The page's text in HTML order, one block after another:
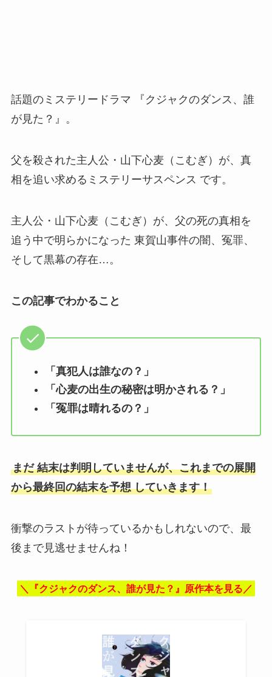
話題のミステリードラマ 『クジャクのダンス、誰
が見た？』。
父を殺された主人公・山下心麦（こむぎ）が、真
相を追い求めるミステリーサスペンス です。
主人公・山下心麦（こむぎ）が、父の死の真相を
追う中で明らかになった 東賀山事件の闇、冤罪、
そして黒幕の存在…。
この記事でわかること
「真犯人は誰なの？」
「心麦の出生の秘密は明かされる？」
「冤罪は晴れるの？」
まだ 結末は判明していませんが、これまでの展開
から最終回の結末を予想 していきます！
衝撃のラストが待っているかもしれないので、最
後まで見逃せませんね！
＼『クジャクのダンス、誰が見た？』原作本を見る／